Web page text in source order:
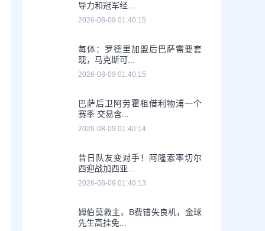
导力和冠军经...
2026-08-09 01:40:15
每体：罗德里加盟后巴萨需要套
现，马克斯可...
2026-08-09 01:40:15
巴萨后卫阿劳霍租借利物浦一个
赛季 交易含...
2026-08-09 01:40:14
昔日队友变对手！阿隆索率切尔
西迎战加西亚...
2026-08-09 01:40:13
姆伯莫救主，B费错失良机，金球
先生高挂免...